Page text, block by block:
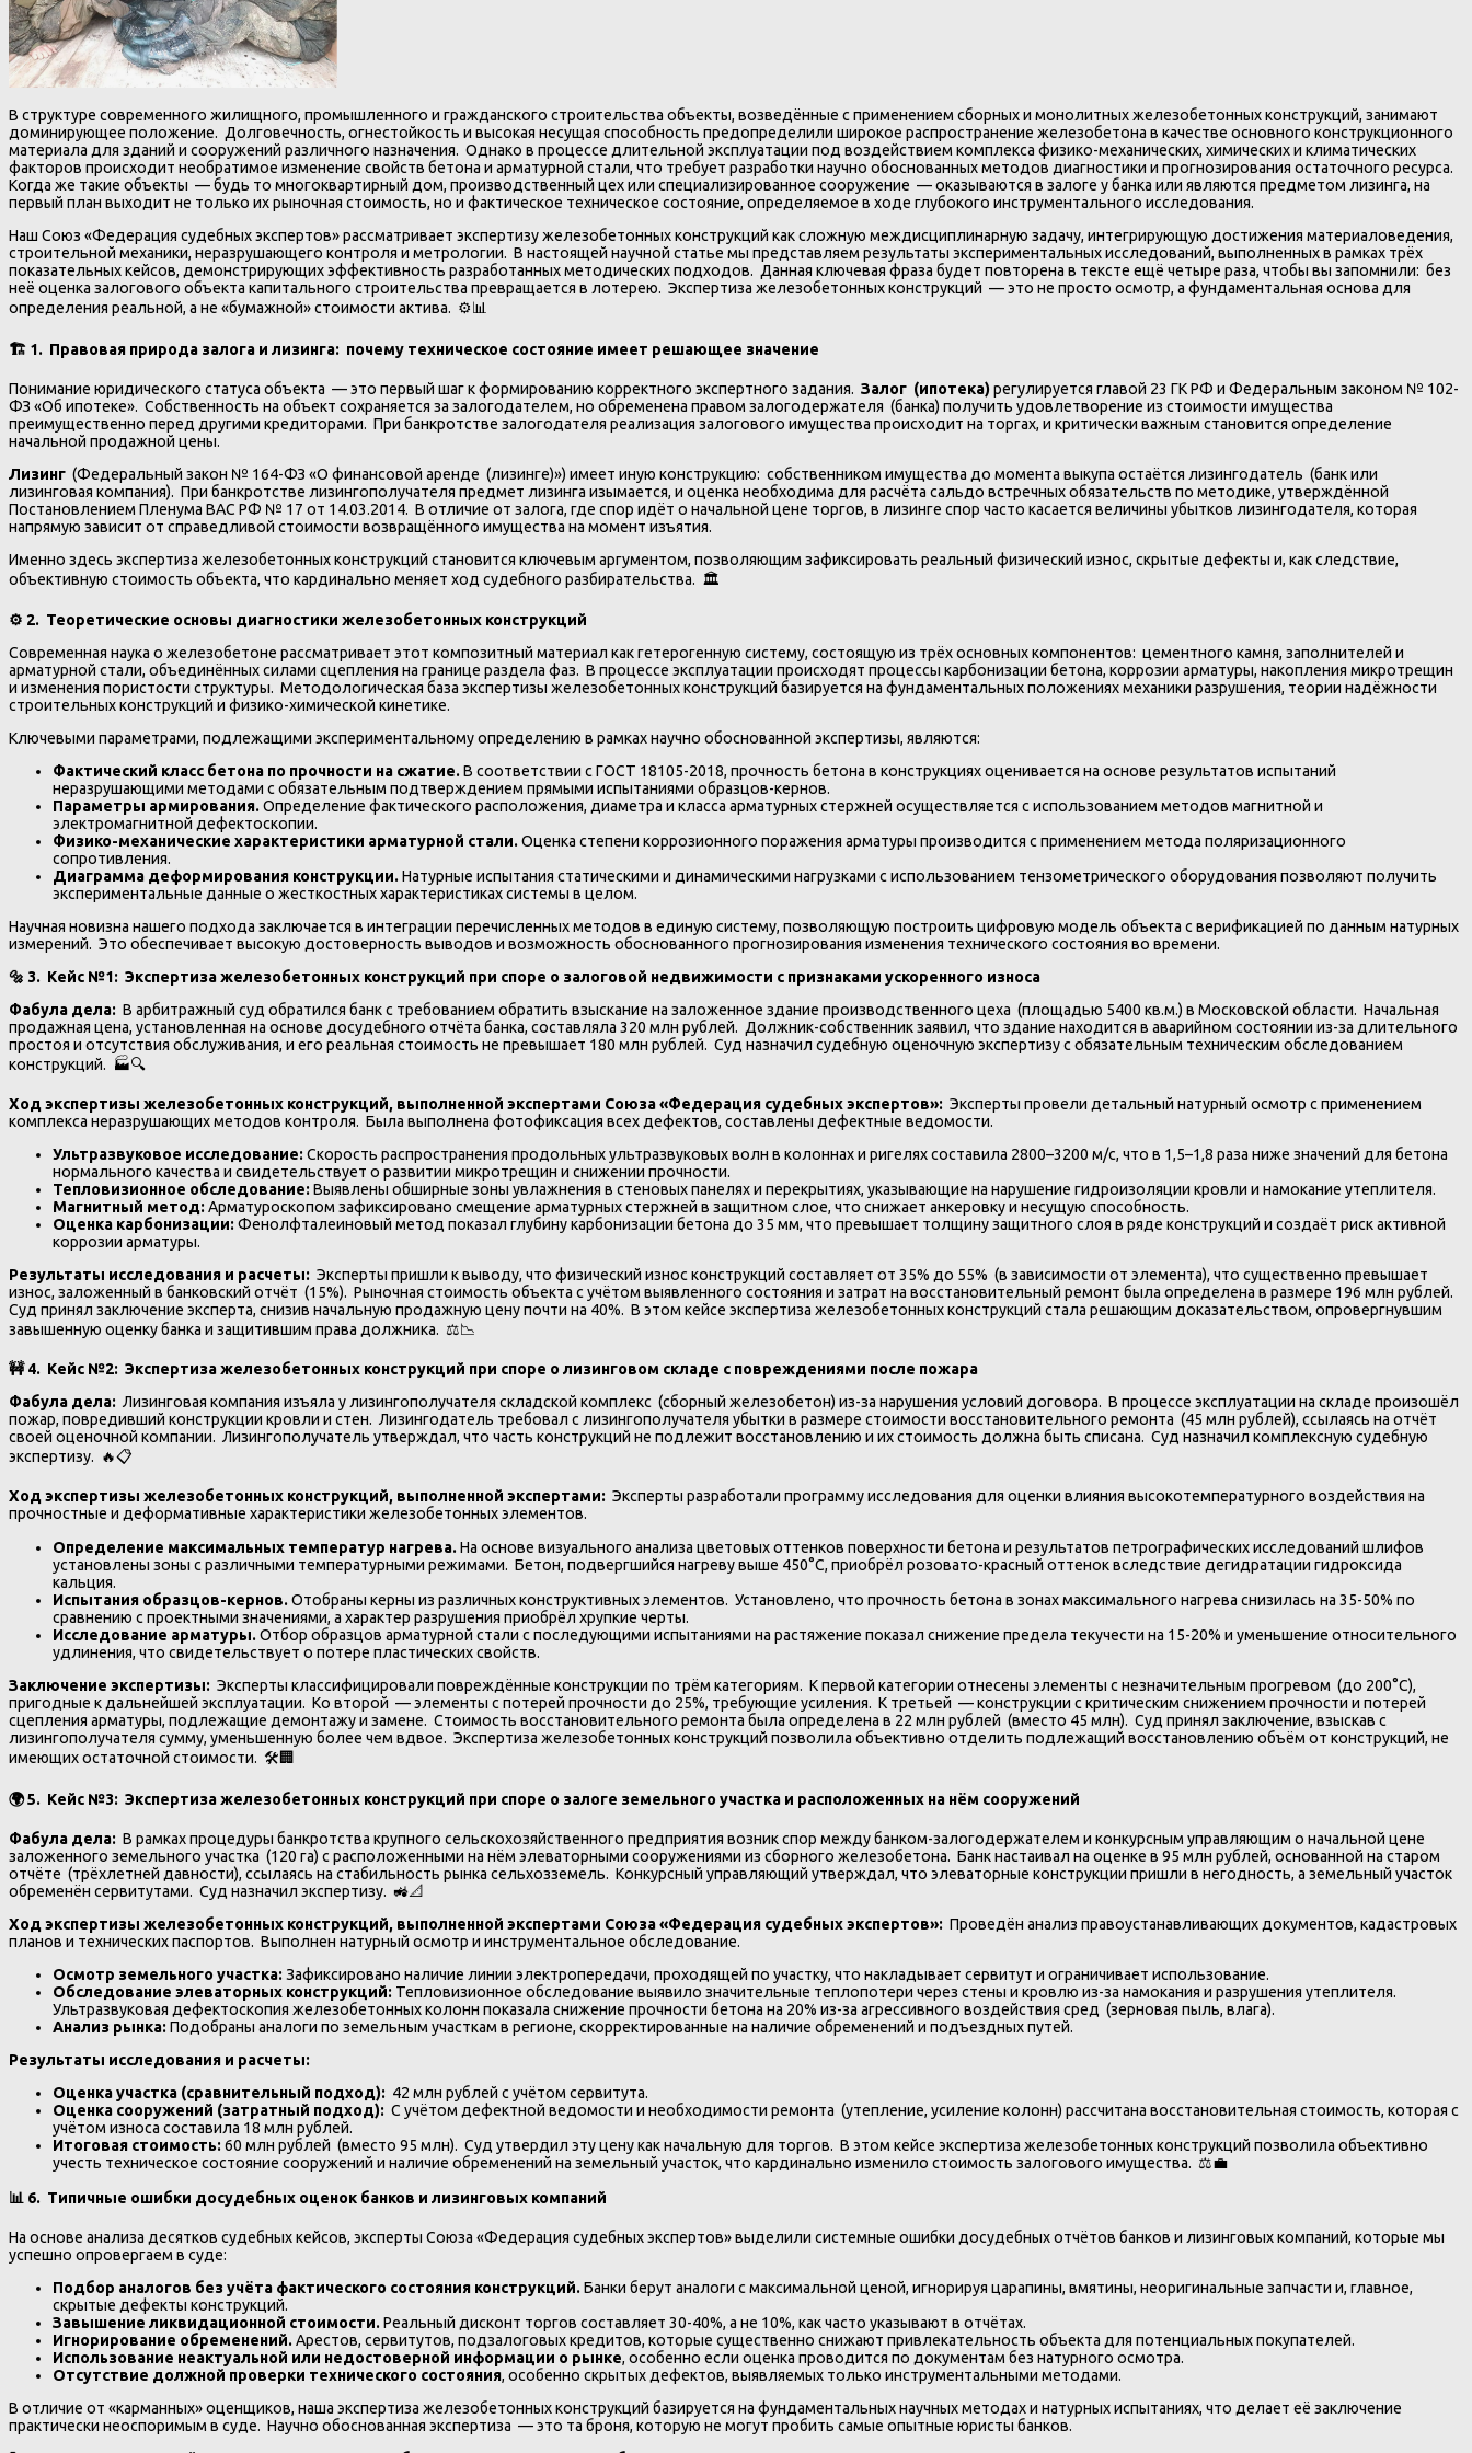
В структуре современного жилищного, промышленного и гражданского строительства объекты, возведённые с применением сборных и монолитных железобетонных конструкций, занимают
доминирующее положение. Долговечность, огнестойкость и высокая несущая способность предопределили широкое распространение железобетона в качестве основного конструкционного
материала для зданий и сооружений различного назначения. Однако в процессе длительной эксплуатации под воздействием комплекса физико-механических, химических и климатических
факторов происходит необратимое изменение свойств бетона и арматурной стали, что требует разработки научно обоснованных методов диагностики и прогнозирования остаточного ресурса.
Когда же такие объекты — будь то многоквартирный дом, производственный цех или специализированное сооружение — оказываются в залоге у банка или являются предметом лизинга, на
первый план выходит не только их рыночная стоимость, но и фактическое техническое состояние, определяемое в ходе глубокого инструментального исследования.
Наш Союз «Федерация судебных экспертов» рассматривает экспертизу железобетонных конструкций как сложную междисциплинарную задачу, интегрирующую достижения материаловедения,
строительной механики, неразрушающего контроля и метрологии. В настоящей научной статье мы представляем результаты экспериментальных исследований, выполненных в рамках трёх
показательных кейсов, демонстрирующих эффективность разработанных методических подходов. Данная ключевая фраза будет повторена в тексте ещё четыре раза, чтобы вы запомнили: без
неё оценка залогового объекта капитального строительства превращается в лотерею. Экспертиза железобетонных конструкций — это не просто осмотр, а фундаментальная основа для
определения реальной, а не «бумажной» стоимости актива. ⚙️📊
🏗️ 1. Правовая природа залога и лизинга: почему техническое состояние имеет решающее значение
Понимание юридического статуса объекта — это первый шаг к формированию корректного экспертного задания. Залог (ипотека)регулируется главой 23 ГК РФ и Федеральным законом № 102-
ФЗ «Об ипотеке». Собственность на объект сохраняется за залогодателем, но обременена правом залогодержателя (банка) получить удовлетворение из стоимости имущества
преимущественно перед другими кредиторами. При банкротстве залогодателя реализация залогового имущества происходит на торгах, и критически важным становится определение
начальной продажной цены.
Лизинг (Федеральный закон № 164-ФЗ «О финансовой аренде (лизинге)») имеет иную конструкцию: собственником имущества до момента выкупа остаётся лизингодатель (банк или
лизинговая компания). При банкротстве лизингополучателя предмет лизинга изымается, и оценка необходима для расчёта сальдо встречных обязательств по методике, утверждённой
Постановлением Пленума ВАС РФ № 17 от 14.03.2014. В отличие от залога, где спор идёт о начальной цене торгов, в лизинге спор часто касается величины убытков лизингодателя, которая
напрямую зависит от справедливой стоимости возвращённого имущества на момент изъятия.
Именно здесь экспертиза железобетонных конструкций становится ключевым аргументом, позволяющим зафиксировать реальный физический износ, скрытые дефекты и, как следствие,
объективную стоимость объекта, что кардинально меняет ход судебного разбирательства. 🏛️
⚙️ 2. Теоретические основы диагностики железобетонных конструкций
Современная наука о железобетоне рассматривает этот композитный материал как гетерогенную систему, состоящую из трёх основных компонентов: цементного камня, заполнителей и
арматурной стали, объединённых силами сцепления на границе раздела фаз. В процессе эксплуатации происходят процессы карбонизации бетона, коррозии арматуры, накопления микротрещин
и изменения пористости структуры. Методологическая база экспертизы железобетонных конструкций базируется на фундаментальных положениях механики разрушения, теории надёжности
строительных конструкций и физико-химической кинетике.
Ключевыми параметрами, подлежащими экспериментальному определению в рамках научно обоснованной экспертизы, являются:
Фактический класс бетона по прочности на сжатие.В соответствии с ГОСТ 18105-2018, прочность бетона в конструкциях оценивается на основе результатов испытаний
неразрушающими методами с обязательным подтверждением прямыми испытаниями образцов-кернов.
Параметры армирования.Определение фактического расположения, диаметра и класса арматурных стержней осуществляется с использованием методов магнитной и
электромагнитной дефектоскопии.
Физико-механические характеристики арматурной стали.Оценка степени коррозионного поражения арматуры производится с применением метода поляризационного
сопротивления.
Диаграмма деформирования конструкции.Натурные испытания статическими и динамическими нагрузками с использованием тензометрического оборудования позволяют получить
экспериментальные данные о жесткостных характеристиках системы в целом.
Научная новизна нашего подхода заключается в интеграции перечисленных методов в единую систему, позволяющую построить цифровую модель объекта с верификацией по данным натурных
измерений. Это обеспечивает высокую достоверность выводов и возможность обоснованного прогнозирования изменения технического состояния во времени.
🔩 3. Кейс №1: Экспертиза железобетонных конструкций при споре о залоговой недвижимости с признаками ускоренного износа
Фабула дела: В арбитражный суд обратился банк с требованием обратить взыскание на заложенное здание производственного цеха (площадью 5400 кв.м.) в Московской области. Начальная
продажная цена, установленная на основе досудебного отчёта банка, составляла 320 млн рублей. Должник-собственник заявил, что здание находится в аварийном состоянии из-за длительного
простоя и отсутствия обслуживания, и его реальная стоимость не превышает 180 млн рублей. Суд назначил судебную оценочную экспертизу с обязательным техническим обследованием
конструкций. 🏭🔍
Ход экспертизы железобетонных конструкций, выполненной экспертами Союза «Федерация судебных экспертов»: Эксперты провели детальный натурный осмотр с применением
комплекса неразрушающих методов контроля. Была выполнена фотофиксация всех дефектов, составлены дефектные ведомости.
Ультразвуковое исследование:Скорость распространения продольных ультразвуковых волн в колоннах и ригелях составила 2800–3200 м/с, что в 1,5–1,8 раза ниже значений для бетона
нормального качества и свидетельствует о развитии микротрещин и снижении прочности.
Тепловизионное обследование:Выявлены обширные зоны увлажнения в стеновых панелях и перекрытиях, указывающие на нарушение гидроизоляции кровли и намокание утеплителя.
Магнитный метод:Арматуроскопом зафиксировано смещение арматурных стержней в защитном слое, что снижает анкеровку и несущую способность.
Оценка карбонизации:Фенолфталеиновый метод показал глубину карбонизации бетона до 35 мм, что превышает толщину защитного слоя в ряде конструкций и создаёт риск активной
коррозии арматуры.
Результаты исследования и расчеты: Эксперты пришли к выводу, что физический износ конструкций составляет от 35% до 55% (в зависимости от элемента), что существенно превышает
износ, заложенный в банковский отчёт (15%). Рыночная стоимость объекта с учётом выявленного состояния и затрат на восстановительный ремонт была определена в размере 196 млн рублей.
Суд принял заключение эксперта, снизив начальную продажную цену почти на 40%. В этом кейсе экспертиза железобетонных конструкций стала решающим доказательством, опровергнувшим
завышенную оценку банка и защитившим права должника. ⚖️📉
🚧4. Кейс №2: Экспертиза железобетонных конструкций при споре о лизинговом складе с повреждениями после пожара
Фабула дела: Лизинговая компания изъяла у лизингополучателя складской комплекс (сборный железобетон) из-за нарушения условий договора. В процессе эксплуатации на складе произошёл
пожар, повредивший конструкции кровли и стен. Лизингодатель требовал с лизингополучателя убытки в размере стоимости восстановительного ремонта (45 млн рублей), ссылаясь на отчёт
своей оценочной компании. Лизингополучатель утверждал, что часть конструкций не подлежит восстановлению и их стоимость должна быть списана. Суд назначил комплексную судебную
экспертизу. 🔥📋
Ход экспертизы железобетонных конструкций, выполненной экспертами: Эксперты разработали программу исследования для оценки влияния высокотемпературного воздействия на
прочностные и деформативные характеристики железобетонных элементов.
Определение максимальных температур нагрева.На основе визуального анализа цветовых оттенков поверхности бетона и результатов петрографических исследований шлифов
установлены зоны с различными температурными режимами. Бетон, подвергшийся нагреву выше 450°C, приобрёл розовато-красный оттенок вследствие дегидратации гидроксида
кальция.
Испытания образцов-кернов.Отобраны керны из различных конструктивных элементов. Установлено, что прочность бетона в зонах максимального нагрева снизилась на 35-50% по
сравнению с проектными значениями, а характер разрушения приобрёл хрупкие черты.
Исследование арматуры.Отбор образцов арматурной стали с последующими испытаниями на растяжение показал снижение предела текучести на 15-20% и уменьшение относительного
удлинения, что свидетельствует о потере пластических свойств.
Заключение экспертизы: Эксперты классифицировали повреждённые конструкции по трём категориям. К первой категории отнесены элементы с незначительным прогревом (до 200°C),
пригодные к дальнейшей эксплуатации. Ко второй — элементы с потерей прочности до 25%, требующие усиления. К третьей — конструкции с критическим снижением прочности и потерей
сцепления арматуры, подлежащие демонтажу и замене. Стоимость восстановительного ремонта была определена в 22 млн рублей (вместо 45 млн). Суд принял заключение, взыскав с
лизингополучателя сумму, уменьшенную более чем вдвое. Экспертиза железобетонных конструкций позволила объективно отделить подлежащий восстановлению объём от конструкций, не
имеющих остаточной стоимости. 🛠️🏢
🌍5. Кейс №3: Экспертиза железобетонных конструкций при споре о залоге земельного участка и расположенных на нём сооружений
Фабула дела: В рамках процедуры банкротства крупного сельскохозяйственного предприятия возник спор между банком-залогодержателем и конкурсным управляющим о начальной цене
заложенного земельного участка (120 га) с расположенными на нём элеваторными сооружениями из сборного железобетона. Банк настаивал на оценке в 95 млн рублей, основанной на старом
отчёте (трёхлетней давности), ссылаясь на стабильность рынка сельхозземель. Конкурсный управляющий утверждал, что элеваторные конструкции пришли в негодность, а земельный участок
обременён сервитутами. Суд назначил экспертизу. 🚜📐
Ход экспертизы железобетонных конструкций, выполненной экспертами Союза «Федерация судебных экспертов»: Проведён анализ правоустанавливающих документов, кадастровых
планов и технических паспортов. Выполнен натурный осмотр и инструментальное обследование.
Осмотр земельного участка:Зафиксировано наличие линии электропередачи, проходящей по участку, что накладывает сервитут и ограничивает использование.
Обследование элеваторных конструкций: Тепловизионное обследование выявило значительные теплопотери через стены и кровлю из-за намокания и разрушения утеплителя.
Ультразвуковая дефектоскопия железобетонных колонн показала снижение прочности бетона на 20% из-за агрессивного воздействия сред (зерновая пыль, влага).
Анализ рынка:Подобраны аналоги по земельным участкам в регионе, скорректированные на наличие обременений и подъездных путей.
Результаты исследования и расчеты:
Оценка участка (сравнительный подход): 42 млн рублей с учётом сервитута.
Оценка сооружений (затратный подход): С учётом дефектной ведомости и необходимости ремонта (утепление, усиление колонн) рассчитана восстановительная стоимость, которая с
учётом износа составила 18 млн рублей.
Итоговая стоимость:60 млн рублей (вместо 95 млн). Суд утвердил эту цену как начальную для торгов. В этом кейсе экспертиза железобетонных конструкций позволила объективно
учесть техническое состояние сооружений и наличие обременений на земельный участок, что кардинально изменило стоимость залогового имущества. ⚖️💼
📊 6. Типичные ошибки досудебных оценок банков и лизинговых компаний
На основе анализа десятков судебных кейсов, эксперты Союза «Федерация судебных экспертов» выделили системные ошибки досудебных отчётов банков и лизинговых компаний, которые мы
успешно опровергаем в суде:
Подбор аналогов без учёта фактического состояния конструкций.Банки берут аналоги с максимальной ценой, игнорируя царапины, вмятины, неоригинальные запчасти и, главное,
скрытые дефекты конструкций.
Завышение ликвидационной стоимости.Реальный дисконт торгов составляет 30-40%, а не 10%, как часто указывают в отчётах.
Игнорирование обременений.Арестов, сервитутов, подзалоговых кредитов, которые существенно снижают привлекательность объекта для потенциальных покупателей.
Использование неактуальной или недостоверной информации о рынке, особенно если оценка проводится по документам без натурного осмотра.
Отсутствие должной проверки технического состояния, особенно скрытых дефектов, выявляемых только инструментальными методами.
В отличие от «карманных» оценщиков, наша экспертиза железобетонных конструкций базируется на фундаментальных научных методах и натурных испытаниях, что делает её заключение
практически неоспоримым в суде. Научно обоснованная экспертиза — это та броня, которую не могут пробить самые опытные юристы банков.